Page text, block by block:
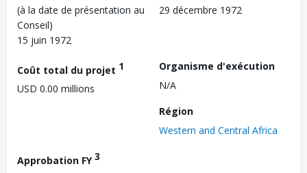
(à la date de présentation au
Conseil)
15 juin 1972
29 décembre 1972
Coût total du projet 1
USD 0.00 millions
Organisme d'exécution
N/A
Région
Western and Central Africa
Approbation FY3